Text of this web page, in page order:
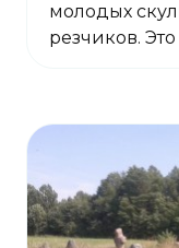
молодых
резчиков.